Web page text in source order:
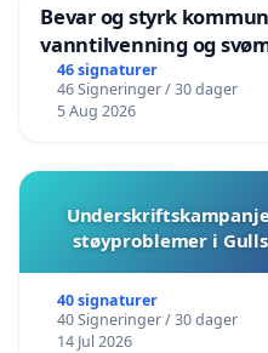
Bevar og styrk
vanntilvenning og
barnehagene i
46 signaturer
46 Signeringer / 30 dager
5 Aug 2026
støyproblemer i
40 signaturer
40 Signeringer / 30 dager
14 Jul 2026